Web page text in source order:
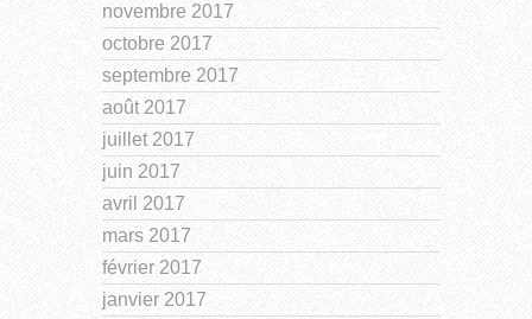
novembre 2017
octobre 2017
septembre 2017
août 2017
juillet 2017
juin 2017
avril 2017
mars 2017
février 2017
janvier 2017